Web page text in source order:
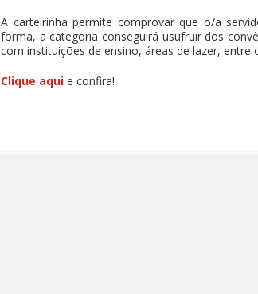
A carteirinha permite comprovar que o/a
forma, a categoria conseguirá usufruir dos
com instituições de ensino, áreas de lazer, entre
Clique aqui e confira!